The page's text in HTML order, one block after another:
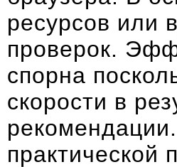
ресурсов или
проверок.
спорна
скорости в
практической